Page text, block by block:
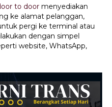
to door menyediakan
ke alamat pelanggan,
pergi ke terminal atau
dengan simpel
website, WhatsApp,